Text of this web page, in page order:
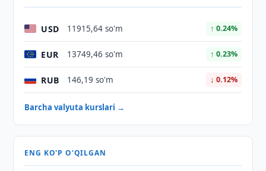
USD 11915,64 so'm ↑ 0.24%
EUR 13749,46 so'm ↑ 0.23%
RUB 146,19 so'm ↓ 0.12%
Barcha valyuta kurslari →
ENG KO'P O'QILGAN